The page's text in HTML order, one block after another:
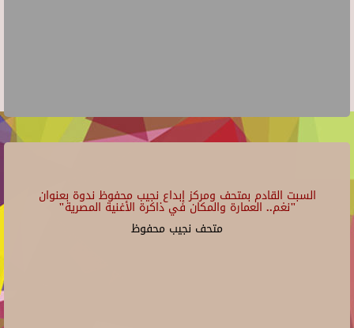
السبت القادم بمتحف ومركز إبداع نجيب محفوظ ندوة بعنوان
"نغم.. العمارة والمكان في ذاكرة الأغنية المصرية"
متحف نجيب محفوظ